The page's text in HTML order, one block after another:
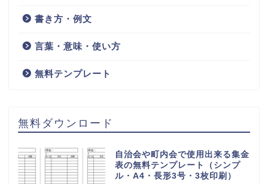
書き方・例文
言葉・意味・使い方
無料テンプレート
無料ダウンロード
自治会や町内会で使用出来る集金
表の無料テンプレート（シンプ
ル・A4・長形3号・3枚印刷）